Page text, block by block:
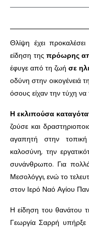
Θλίψη έχει
είδηση της πρόωρης
έφυγε από τη ζωήσε
οδύνη στην οικογένειά
όσους είχαν την τύχη
Η εκλιπούσα
ζούσε και
αγαπητή στην
καλοσύνη, την
συνάνθρωπο. Για
Μεσολόγγι, ενώ το
στον Ιερό Ναό Αγίου
Η είδηση του θανάτου
Γεωργία Σαρρή